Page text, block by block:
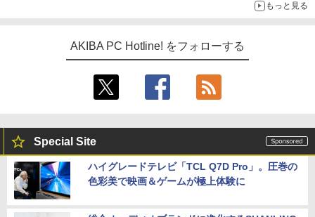
もっと見る
AKIBA PC Hotline! をフォローする
Special Site
ハイグレードテレビ「TCL Q7D Pro」。圧巻の
色彩美で映画＆ゲームが極上体験に